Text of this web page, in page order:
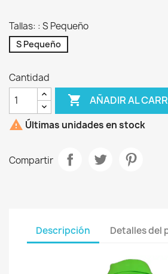
Tallas: : S Pequeño
S Pequeño
Cantidad
 AÑADIR AL
 Últimas unidades en stock
Compartir
Descripción Detalles del